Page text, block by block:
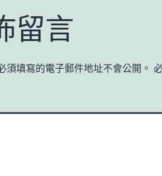
留言
須填寫的電子郵件地址不會公開。